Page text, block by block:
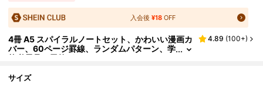
入会後¥18 OFF
4冊 A5 スパイラルノートセット、かわいい漫画カ
バー、60ページ罫線、ランダムパターン、学
校必需品、屋外ガーデンデコレーション、フ
ウェディングデコレーション、ホリデーアクセサ
4.89 (100+)
サイズ